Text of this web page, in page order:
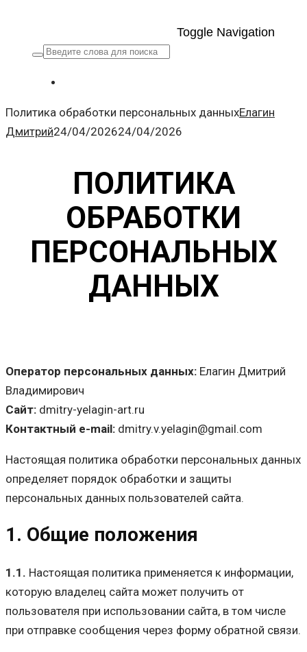
Toggle Navigation
Политика обработки персональных данныхЕлагин
Дмитрий24/04/202624/04/2026
ПОЛИТИКА
ОБРАБОТКИ
ПЕРСОНАЛЬНЫХ
ДАННЫХ
Оператор персональных данных: Елагин Дмитрий
Владимирович
Сайт: dmitry-yelagin-art.ru
Контактный e-mail: dmitry.v.yelagin@gmail.com
Настоящая политика обработки персональных данных
определяет порядок обработки и защиты
персональных данных пользователей сайта.
1. Общие положения
1.1. Настоящая политика применяется к информации,
которую владелец сайта может получить от
пользователя при использовании сайта, в том числе
при отправке сообщения через форму обратной связи.